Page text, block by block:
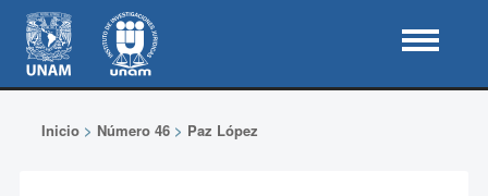
Inicio> Número 46> Paz López